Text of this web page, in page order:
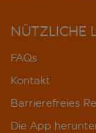
NÜTZLICHE
FAQs
Kontakt
Barrierefreies
Die App